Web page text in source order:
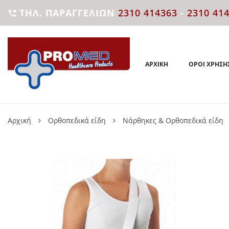
 ΤΗΛ. ΠΑΡΑΓΓΕΛΙΏΝ 2310 414363 - 2310
ΑΡΧΙΚΉ ΌΡΟΙ
Αρχική Ορθοπεδικά είδη Νάρθηκες & Ορθοπεδικά είδη